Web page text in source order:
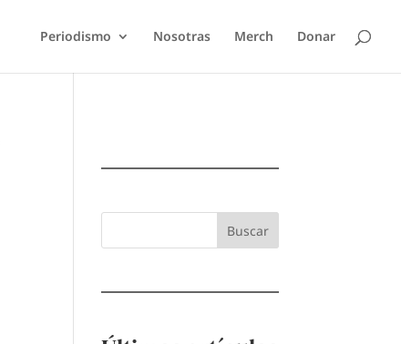
Periodismo Nosotras Merch Donar
Buscar